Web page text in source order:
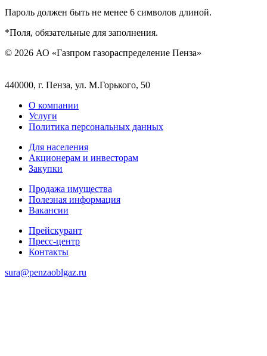
Пароль должен быть не менее 6 символов длиной.
*Поля, обязательные для заполнения.
© 2026 АО «Газпром газораспределение Пенза»
440000, г. Пенза, ул. М.Горького, 50
О компании
Услуги
Политика персональных данных
Для населения
Акционерам и инвесторам
Закупки
Продажа имущества
Полезная информация
Вакансии
Прейскурант
Пресс-центр
Контакты
sura@penzaoblgaz.ru